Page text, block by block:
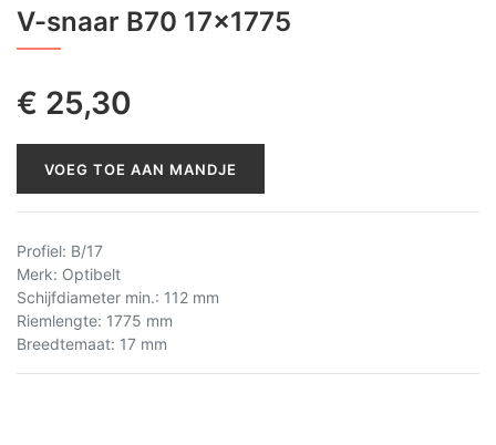
V-snaar B70 17x1775
€ 25,30
VOEG TOE AAN MANDJE
Profiel: B/17
Merk: Optibelt
Schijfdiameter min.: 112 mm
Riemlengte: 1775 mm
Breedtemaat: 17 mm